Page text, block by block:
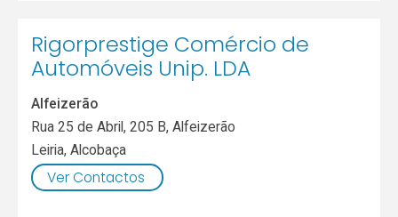
Rigorprestige Comércio de
Automóveis Unip. LDA
Alfeizerão
Rua 25 de Abril, 205 B, Alfeizerão
Leiria,Alcobaça
Ver Contactos